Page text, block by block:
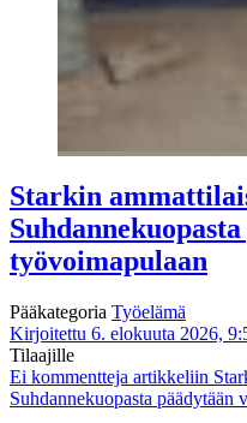
Starkin
työvoimapulaan
Pääkategoria Työelämä
Kirjoitettu 6. elokuuta 2026,
Tilaajille
Ei kommentteja artikkeliin
Suhdannekuopasta päädytään